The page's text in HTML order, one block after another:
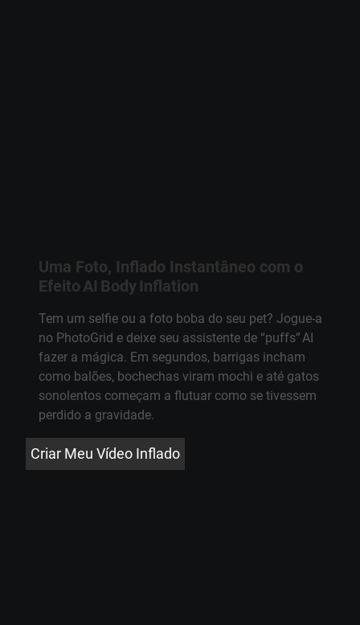
Uma Foto, Inflado Instantâneo com o
Efeito AI Body Inflation
Tem um selfie ou a foto boba do seu pet? Jogue‑a
no PhotoGrid e deixe seu assistente de “puffs” AI
fazer a mágica. Em segundos, barrigas incham
como balões, bochechas viram mochi e até gatos
sonolentos começam a flutuar como se tivessem
perdido a gravidade.
Criar Meu Vídeo Inflado